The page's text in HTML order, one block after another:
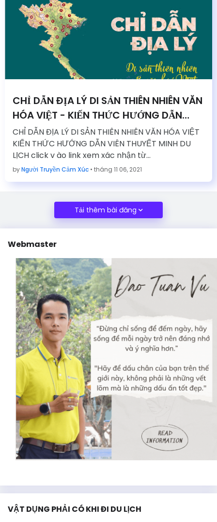
CHỈ DẪN ĐỊA LÝ DI SẢN THIÊN NHIÊN VĂN
HÓA VIỆT - KIẾN THỨC HƯỚNG DẪN
VIÊN THUYẾT MINH DU LỊCH
CHỈ DẪN ĐỊA LÝ DI SẢN THIÊN NHIÊN VĂN HÓA VIỆT
KIẾN THỨC HƯỚNG DẪN VIÊN THUYẾT MINH DU
LỊCH click v ào link xem xác nhận từ…
byNgười Truyền Cảm Xúc • tháng 11 06, 2021
Tải thêm bài đăng
Webmaster
VẬT DỤNG PHẢI CÓ KHI ĐI DU LỊCH